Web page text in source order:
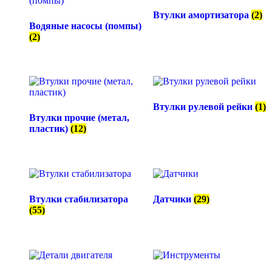
Водяные насосы (помпы)
(2)
Втулки амортизатора (2)
Втулки прочие (метал,
пластик) (12)
Втулки рулевой рейки (1)
Втулки стабилизатора
(55)
Датчики (29)